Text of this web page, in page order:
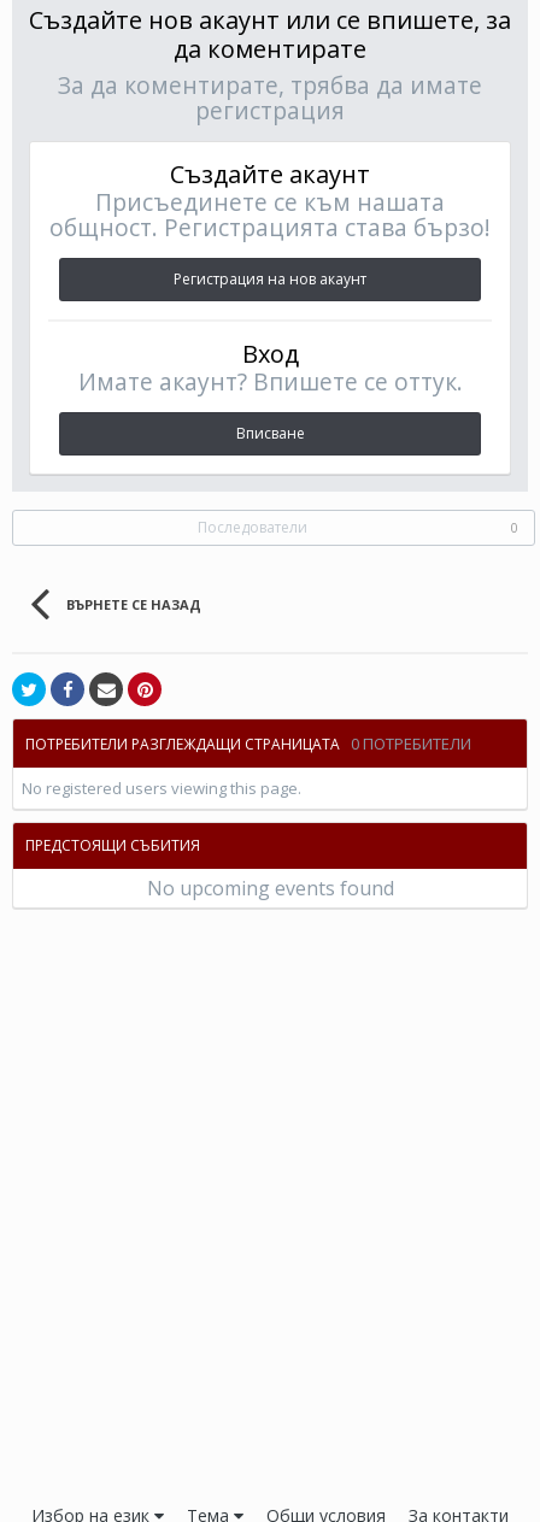
Създайте нов акаунт или се впишете, за
да коментирате
За да коментирате, трябва да имате
регистрация
Създайте акаунт
Присъединете се към нашата
общност. Регистрацията става бързо!
Регистрация на нов акаунт
Вход
Имате акаунт? Впишете се оттук.
Вписване
Последователи 0
ВЪРНЕТЕ СЕ НАЗАД
ПОТРЕБИТЕЛИ РАЗГЛЕЖДАЩИ СТРАНИЦАТА 0 ПОТРЕБИТЕЛИ
No registered users viewing this page.
ПРЕДСТОЯЩИ СЪБИТИЯ
No upcoming events found
Избор на език Тема Общи условия За контакти